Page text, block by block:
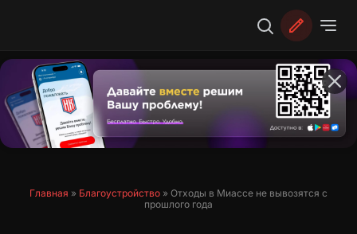
Главная » Благоустройство » Отходы в Миассе не вывозятся с
прошлого года